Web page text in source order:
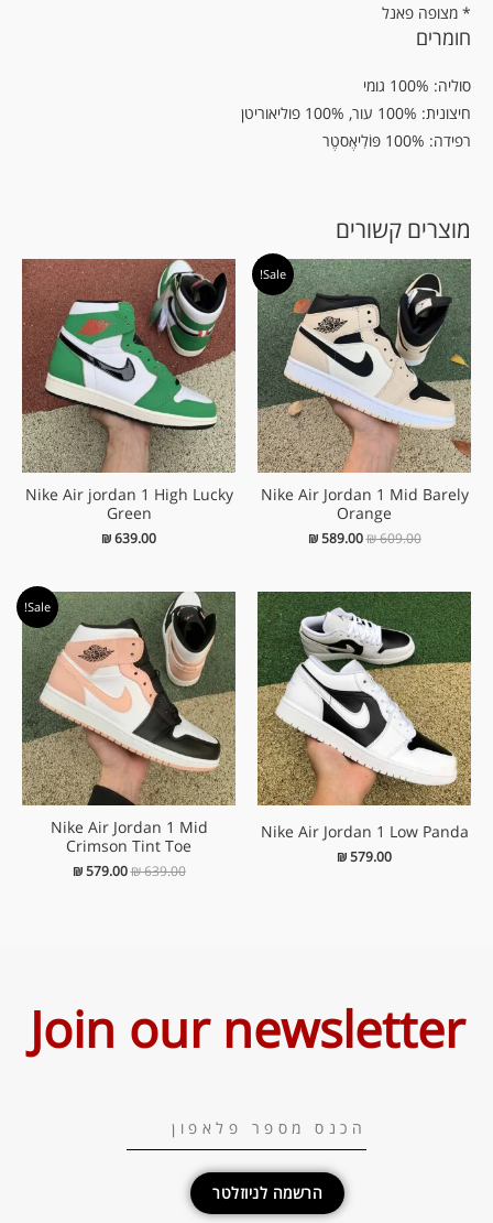
* מצופה פאנל
חומרים
סוליה: 100% גומי
חיצונית: 100% עור, 100% פוליאוריטן
רפידה: 100% פּוֹלִיאֶסטֶר
מוצרים קשורים
Sale!
Nike Air Jordan 1 Mid Barely
Orange
₪609.00
המחיר
המקורי
היה:
₪ 609.00.
₪589.00
המחיר
הנוכחי
הוא:
₪ 589.00.
Nike Air jordan 1 High Lucky
Green
₪639.00
Nike Air Jordan 1 Low Panda
₪579.00
Sale!
Nike Air Jordan 1 Mid
Crimson Tint Toe
₪639.00
המחיר
המקורי
היה:
₪ 639.00.
₪579.00
המחיר
הנוכחי
הוא:
₪ 579.00.
Join our newsletter
הרשמה לניוזלטר